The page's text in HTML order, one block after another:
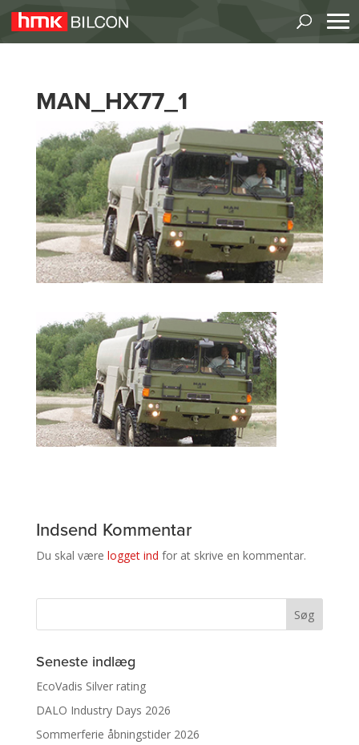
MAN_HX77_1
Indsend Kommentar
Du skal være logget ind for at skrive en kommentar.
Seneste indlæg
EcoVadis Silver rating
DALO Industry Days 2026
Sommerferie åbningstider 2026